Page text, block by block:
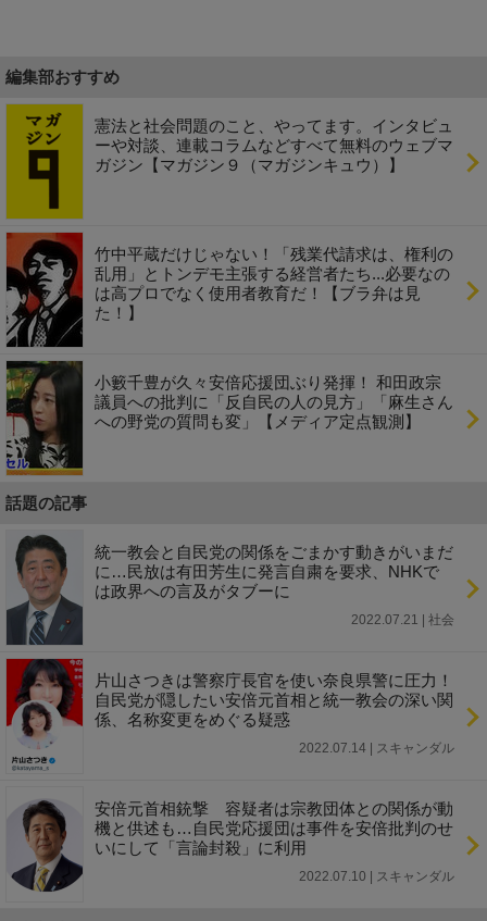
編集部おすすめ
憲法と社会問題のこと、やってます。インタビュ
ーや対談、連載コラムなどすべて無料のウェブマ
ガジン【マガジン９（マガジンキュウ）】
竹中平蔵だけじゃない！「残業代請求は、権利の
乱用」とトンデモ主張する経営者たち...必要なの
は高プロでなく使用者教育だ！【ブラ弁は見
た！】
小籔千豊が久々安倍応援団ぶり発揮！ 和田政宗
議員への批判に「反自民の人の見方」「麻生さん
への野党の質問も変」【メディア定点観測】
話題の記事
統一教会と自民党の関係をごまかす動きがいまだ
に…民放は有田芳生に発言自粛を要求、NHKで
は政界への言及がタブーに
2022.07.21 | 社会
片山さつきは警察庁長官を使い奈良県警に圧力！
自民党が隠したい安倍元首相と統一教会の深い関
係、名称変更をめぐる疑惑
2022.07.14 | スキャンダル
安倍元首相銃撃 容疑者は宗教団体との関係が動
機と供述も…自民党応援団は事件を安倍批判のせ
いにして「言論封殺」に利用
2022.07.10 | スキャンダル